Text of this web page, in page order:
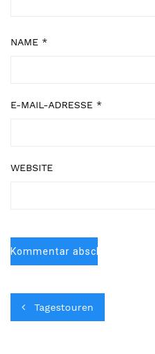
NAME *
E-MAIL-ADRESSE *
WEBSITE
Tagestouren